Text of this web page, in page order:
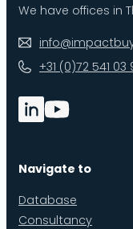
We have offices in
+31 (0)72 541 03
Navigate to
Database
Consultancy